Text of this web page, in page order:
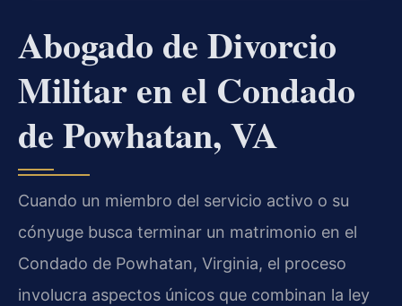
Abogado de Divorcio
Militar en el Condado
de Powhatan, VA
Cuando un miembro del servicio activo o su
cónyuge busca terminar un matrimonio en el
Condado de Powhatan, Virginia, el proceso
involucra aspectos únicos que combinan la ley